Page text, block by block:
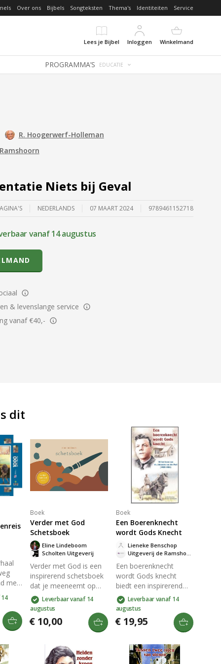
Over ons Bijbels Songteksten Thema's Identiteiten Service
Lees je Bijbel
Inloggen Winkelmand
PROGRAMMA’S EDUCATIE
R. Hoogerwerf-Holleman
Niets bij Geval
NEDERLANDS 07 MAART 2024 9789461152718
vanaf 14 augustus
& levenslange service
vanaf €40,-
dit
met
Elk
Boek
Verder met God
Schetsboek
Scholten Uitgeverij
Eline Lindeboom
Verder met God is een
inspirerend schetsboek
dat je meeneemt op
een reis van
persoonlijke groei en
spiritualiteit. Dit boek
biedt praktische
inzichten en creatieve
oefeningen om je
relatie met God te
Leverbaar vanaf 14
augustus
€ 10,00
Boek
Een Boerenknecht
wordt Gods Knecht
Uitgeverij de Ramshoorn
Lieneke Benschop
Een boerenknecht
wordt Gods knecht
biedt een inspirerend
verslag van het leven
van ds. Johannes van
bescheiden begin in
Hendrik Ido Ambacht
tot zijn ontwikkeling tot
gerespecteerde
Leverbaar vanaf 14
augustus
€ 19,95